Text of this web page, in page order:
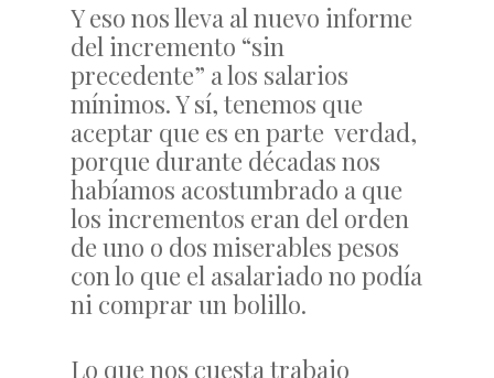
Y eso nos lleva al nuevo informe
del incremento “sin
precedente” a los salarios
mínimos. Y sí, tenemos que
aceptar que es en parte verdad,
porque durante décadas nos
habíamos acostumbrado a que
los incrementos eran del orden
de uno o dos miserables pesos
con lo que el asalariado no podía
ni comprar un bolillo.
Lo que nos cuesta trabajo